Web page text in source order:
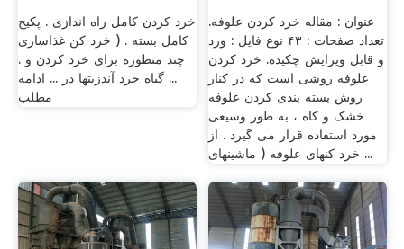
خرد کردن کامل راه اندازی . پکیج
کامل بسته . ( خرد کن غذاسازی
چند منظوره برای خرد کردن و .
... گیاه خرد آندزيتها در ... ادامه
مطلب
عنوان : مقاله خرد کردن علوفه.
تعداد صفحات : ۴۳ نوع فایل : ورد
و قابل ویرایش چکیده. خرد کردن
علوفه روشی است که در کنار
روش بسته بندی کردن علوفه
خشک و کاه ، به طور وسیعی
مورد استفاده قرار می گیرد . از
خرد کنهای علوفه ( ماشینهای ...